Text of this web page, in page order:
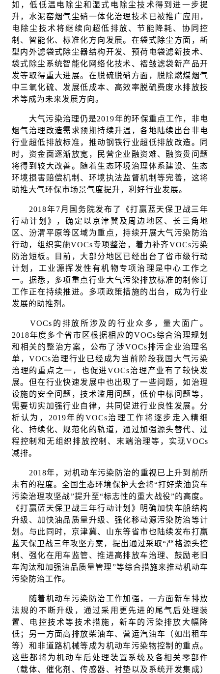
如，低低温电除尘和湿式电除尘技术得到进一步提
升，水泥窑烟气尘硝一体化治理技术已被推广应用，
电除尘技术将继续向超低排放、节能降耗、协同控
制、智能化、标准化方向发展。在袋式除尘方面，新
型内外滤袋式除尘器结构开发、预荷电袋滤新技术、
袋式除尘系统智能化网络化技术、褶皱滤袋新产品开
发等取得重大进展。在脱硫脱硝方面，脱除燃煤烟气
中三氧化硫、发展低成本、高效率脱硫费废水排放技
术等成为未来发展方向。
大气污染治理仍是2019年的环保重点工作，非电
烟气治理改造需求预期持续升温，各地陆续出台非电
行业超低排放标准，推动钢铁行业超低排放改造。同
时，资金面逐渐放宽，民营企业融资难、融资贵问题
将得到较大改善。随着生态环境治理体系建设、生态
环境损害赔偿机制、环境执法监督机制等完善，这将
助推大气环保市场景气度提升，利好行业发展。
2018年7月国务院发布了《打赢蓝天保卫战三年
行动计划》，确定以京津冀及周边地区、长三角地
区、汾渭平原等区域为重点，持续开展大气污染防治
行动，组织实施VOCs专项整治，着力补齐VOCs污染
防治短板。目前，大部分地区已经出台了省市级行动
计划，工业源挥发性有机物专项治理是中心工作之
一。据悉，多项重点行业大气污染排放标准的制修订
工作正在持续推进。多项政策措施的出台，成为行业
发展的助推剂。
VOCs的排放所涉及的行业众多，量大面广。
2018年度多个省市区根据相应的VOCs综合治理规划
和相关的整治方案，公布了涉VOCs排污企业治理名
单，VOCs治理行业已经成为当前阶段我国大气污染
治理的重点之一，也促进VOCs治理产业有了较快发
展。但在行业快速发展中也出现了一些问题，如治理
设施的安全问题，技术滥用问题，低价中标问题等，
需要切实加强行业自律，共同促进行业良性发展。分
析认为，2019年的VOCs治理工作将逐步走入精细
化、持续化、规范化的轨道，通过加强源头替代、过
程控制和无组织排放控制、末端治理等，实现VOCs
减排。
2018年，对机动车污染防治的重视已上升到前所
未有的程度。全国生态环境保护大会将“打好柴油货车
污染治理攻坚战”提升至“标志性的重大战役”的高度。
《打赢蓝天保卫战三年行动计划》明确加快车船结构
升级、加快油品质量升级、强化移动源污染防治等计
划。与此同时，京津冀、山东等省市也陆续发布打赢
蓝天保卫战三年攻坚方案，提出通过采取“严格源头控
制、强化在用车监管、推进高排放车治理、鼓励老旧
车淘汰和加强油品质量管理”等综合措施来推动机动车
污染防治工作。
随着机动车污染防治工作加强，一方面新车排放
法规的不断升级，通过采用更先进的尾气后处理装
置、电控技术等技术措施，新车的污染排放大幅降
低；另一方面高排放柴油车、营运汽油车（如出租车
等）和非道路机械等成为机动车污染物控制的重点。
这些都将为机动车后处理装置系统及各相关零部件
（载体、催化剂、传感器、衬垫以及系统开发集成）